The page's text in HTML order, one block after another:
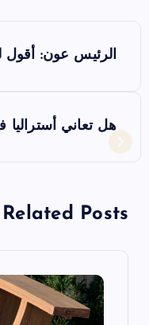
فّ
الرئيس عون: أقول
هل تعاني
Related Posts